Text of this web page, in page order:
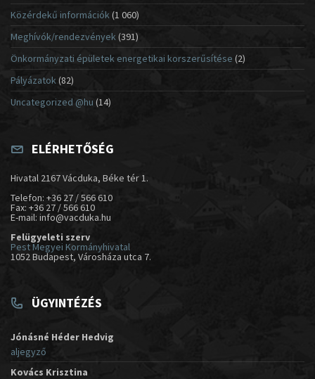
Közérdekű információk(1 060)
Meghívók/rendezvények (391)
Önkormányzati épületek energetikai korszerűsítése (2)
Pályázatok (82)
Uncategorized @hu (14)
ELÉRHETŐSÉG
Hivatal 2167 Vácduka, Béke tér 1.
Telefon: +36 27 / 566 610
Fax: +36 27 / 566 610
E-mail: info@vacduka.hu
Felügyeleti szerv
Pest Megyei Kormányhivatal
1052 Budapest, Városháza utca 7.
ÜGYINTÉZÉS
Jónásné Héder Hedvig
aljegyző
Kovács Krisztina